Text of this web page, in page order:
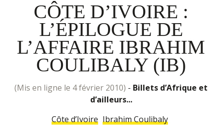
CÔTE D’IVOIRE :
L’ÉPILOGUE DE
L’AFFAIRE IBRAHIM
COULIBALY (IB)
(mis en ligne le 4 février 2010) - Billets d’Afrique et
d’ailleurs...
Côte d’Ivoire Ibrahim Coulibaly